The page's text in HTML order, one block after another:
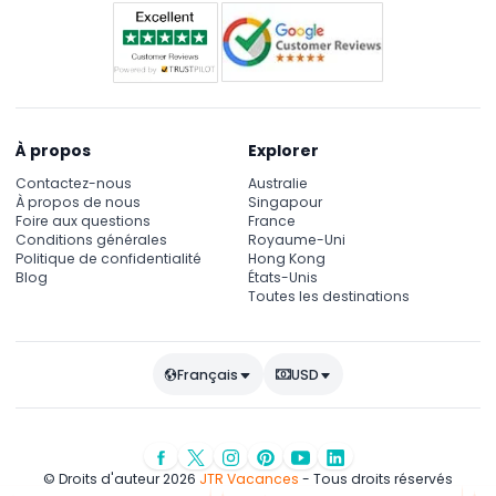
À propos
Contactez-nous
À propos de nous
Foire aux questions
Conditions générales
Politique de confidentialité
Blog
Explorer
Australie
Singapour
France
Royaume-Uni
Hong Kong
États-Unis
Toutes les destinations
Français USD
© Droits d'auteur 2026 JTR Vacances - Tous droits réservés